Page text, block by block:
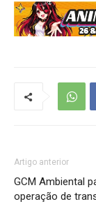
Artigo anterior
GCM Ambiental
operação de